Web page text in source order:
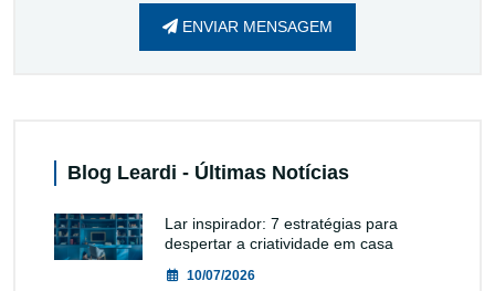
ENVIAR MENSAGEM
Blog Leardi - Últimas Notícias
Lar inspirador: 7 estratégias para
despertar a criatividade em casa
10/07/2026